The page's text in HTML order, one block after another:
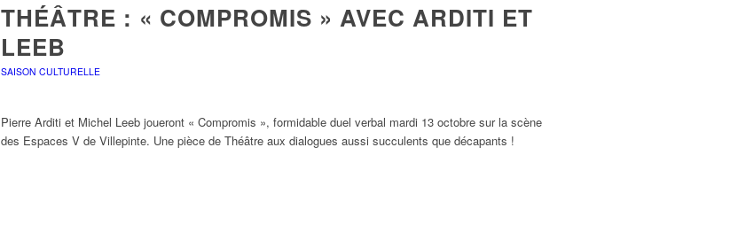
THÉÂTRE : « COMPROMIS » AVEC ARDITI ET
LEEB
SAISON CULTURELLE
Pierre Arditi et Michel Leeb joueront « Compromis », formidable duel verbal mardi 13 octobre sur la scène
des Espaces V de Villepinte. Une pièce de Théâtre aux dialogues aussi succulents que décapants !